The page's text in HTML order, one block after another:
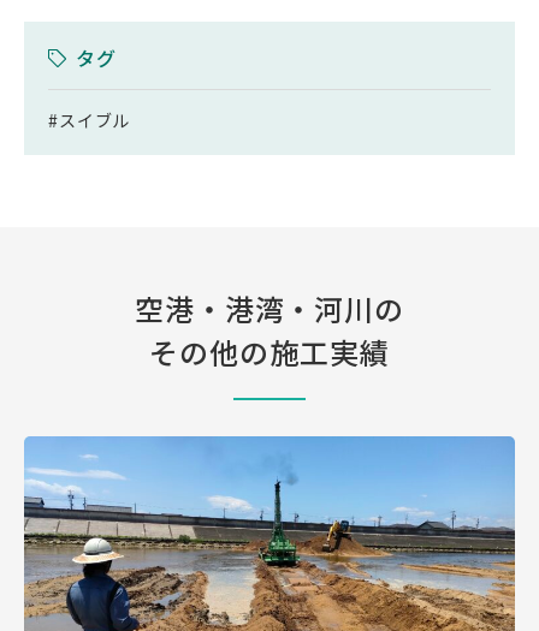
タグ
#スイブル
空港・港湾・河川の
その他の施工実績